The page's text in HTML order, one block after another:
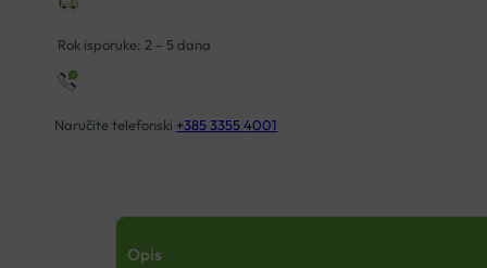
Rok isporuke: 2 – 5 dana
Naručite telefonski +385 3355 4001
Opis